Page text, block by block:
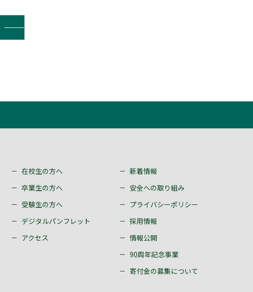
在校生の方へ
卒業生の方へ
受験生の方へ
デジタルパンフレット
アクセス
新着情報
安全への取り組み
プライバシーポリシー
採用情報
情報公開
90周年記念事業
寄付金の募集について